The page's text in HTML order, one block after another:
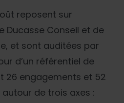
reposent sur
Ducasse Conseil et de
et sont auditées par
d’un référentiel de
26 engagements et 52
de trois axes :